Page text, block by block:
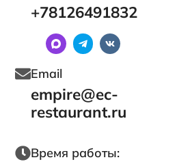
+78126491832‬
Email
empire@ec-
restaurant.ru
Время работы: